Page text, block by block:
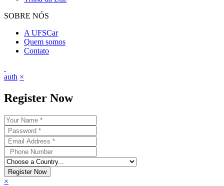
SOBRE NÓS
A UFSCar
Quem somos
Contato
auth ×
Register Now
Register Now
×